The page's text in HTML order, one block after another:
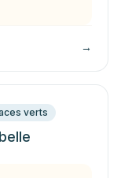
→
verts